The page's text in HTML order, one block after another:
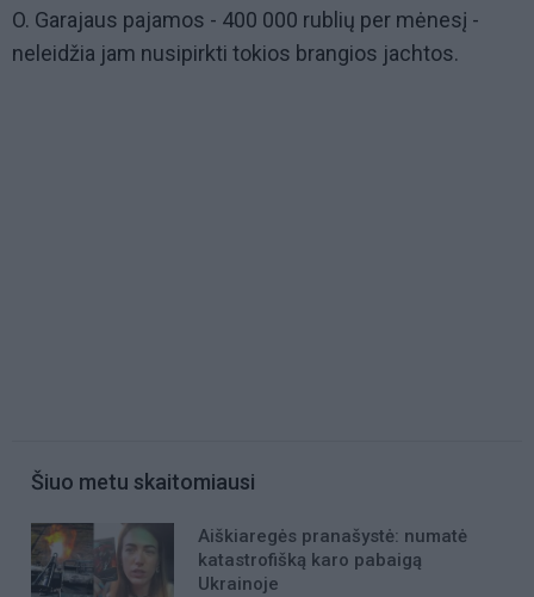
O. Garajaus pajamos - 400 000 rublių per mėnesį -
neleidžia jam nusipirkti tokios brangios jachtos.
Šiuo metu skaitomiausi
Aiškiaregės pranašystė: numatė
katastrofišką karo pabaigą
Ukrainoje